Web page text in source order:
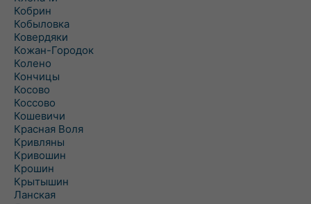
Кобрин
Кобыловка
Ковердяки
Кожан-Городок
Колено
Кончицы
Косово
Коссово
Кошевичи
Красная Воля
Кривляны
Кривошин
Крошин
Крытышин
Ланская